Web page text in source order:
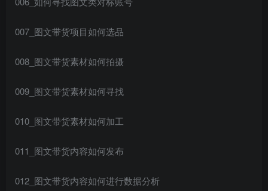
007_图文带货项目如何选品
008_图文带货素材如何拍摄
009_图文带货素材如何寻找
010_图文带货素材如何加工
011_图文带货内容如何发布
012_图文带货内容如何进行数据分析